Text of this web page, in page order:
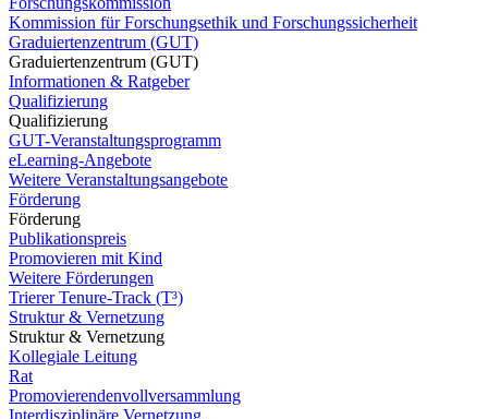
Kommission für Forschungsethik und Forschungssicherheit
Graduiertenzentrum (GUT)
Graduiertenzentrum (GUT)
Informationen & Ratgeber
Qualifizierung
Qualifizierung
GUT-Veranstaltungsprogramm
eLearning-Angebote
Weitere Veranstaltungsangebote
Förderung
Förderung
Publikationspreis
Promovieren mit Kind
Weitere Förderungen
Trierer Tenure-Track (T³)
Struktur & Vernetzung
Struktur & Vernetzung
Kollegiale Leitung
Rat
Promovierendenvollversammlung
Interdisziplinäre Vernetzung